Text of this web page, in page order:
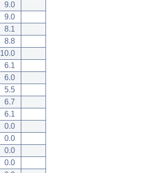
9.0
9.0
8.1
8.8
10.0
6.1
6.0
5.5
6.7
6.1
0.0
0.0
0.0
0.0